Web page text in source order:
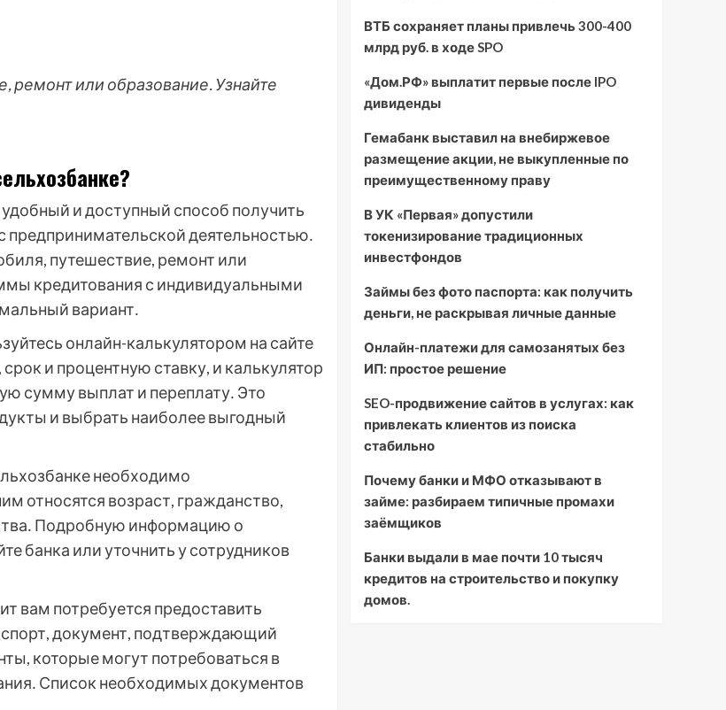
ремонт или образование. Узнайте
и доступный способ получить
деятельностью․
путешествие, ремонт или
кредитования с индивидуальными
вариант․
онлайн-калькулятором на сайте
и процентную ставку, и калькулятор
сумму выплат и переплату․ Это
и выбрать наиболее выгодный
необходимо
относятся возраст, гражданство,
Подробную информацию о
банка или уточнить у сотрудников
вам потребуется предоставить
документ, подтверждающий
которые могут потребоваться в
Список необходимых документов
ВТБ сохраняет планы привлечь 300-400
млрд руб. в ходе SPO
«Дом.РФ» выплатит первые после IPO
дивиденды
Гемабанк выставил на внебиржевое
размещение акции, не выкупленные по
преимущественному праву
В УК «Первая» допустили
токенизирование традиционных
инвестфондов
Займы без фото паспорта: как получить
деньги, не раскрывая личные данные
Онлайн-платежи для самозанятых без
ИП: простое решение
SEO-продвижение сайтов в услугах: как
привлекать клиентов из поиска
стабильно
Почему банки и МФО отказывают в
займе: разбираем типичные промахи
заёмщиков
Банки выдали в мае почти 10 тысяч
кредитов на строительство и покупку
домов.